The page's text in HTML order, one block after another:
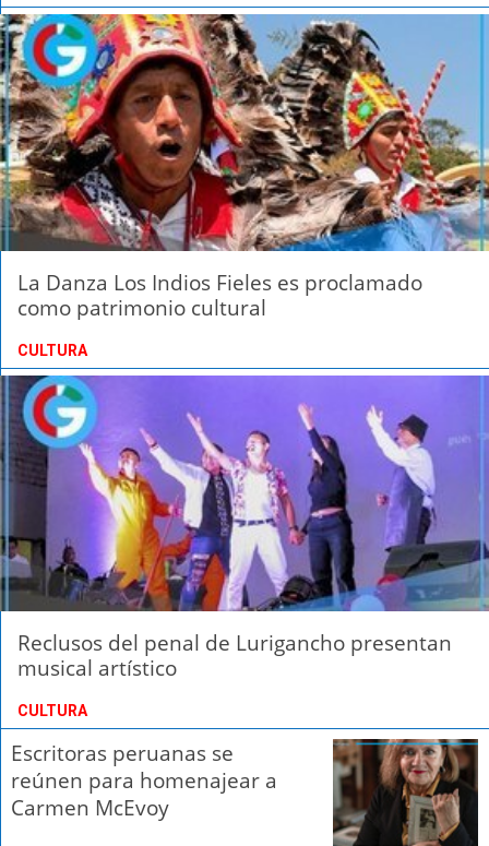
La Danza Los Indios Fieles es proclamado
como patrimonio cultural
CULTURA
Reclusos del penal de Lurigancho presentan
musical artístico
CULTURA
Escritoras peruanas se
reúnen para homenajear a
Carmen McEvoy